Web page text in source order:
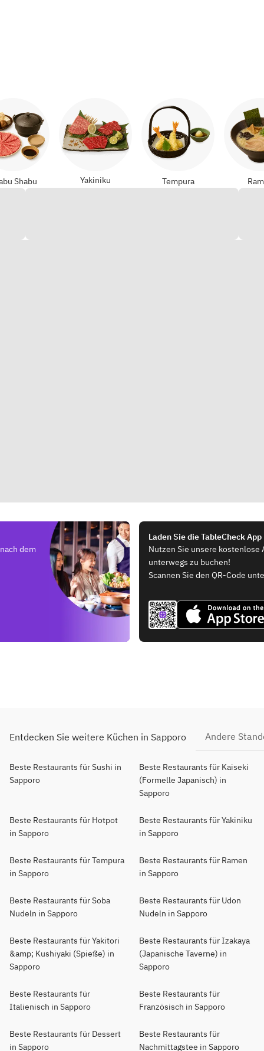
Shabu Yakiniku Tempura
dem
Laden Sie die TableCheck
Nutzen Sie unsere kostenlose
unterwegs zu buchen!
Scannen Sie den QR-Code
Entdecken Sie weitere Küchen in Sapporo Andere
Beste Restaurants für Sushi in
Sapporo
Beste Restaurants für Kaiseki
(Formelle Japanisch) in
Sapporo
Beste Restaurants für Hotpot
in Sapporo
Beste Restaurants für Yakiniku
in Sapporo
Beste Restaurants für Tempura
in Sapporo
Beste Restaurants für Ramen
in Sapporo
Beste Restaurants für Soba
Nudeln in Sapporo
Beste Restaurants für Udon
Nudeln in Sapporo
Beste Restaurants für Yakitori
&amp; Kushiyaki (Spieße) in
Sapporo
Beste Restaurants für Izakaya
(Japanische Taverne) in
Sapporo
Beste Restaurants für
Italienisch in Sapporo
Beste Restaurants für
Französisch in Sapporo
Beste Restaurants für Dessert
in Sapporo
Beste Restaurants für
Nachmittagstee in Sapporo